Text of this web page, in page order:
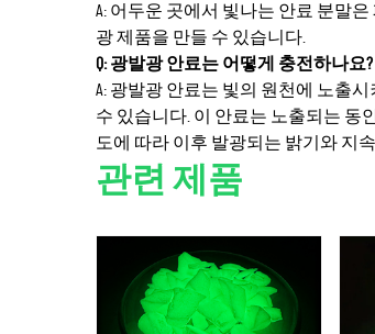
A: 어두운 곳에서 빛나는 안료 분말
광 제품을 만들 수 있습니다.
Q: 광발광 안료는 어떻게 충전하나요?
A: 광발광 안료는 빛의 원천에 노출
수 있습니다. 이 안료는 노출되는 동
도에 따라 이후 발광되는 밝기와 지
관련 제품